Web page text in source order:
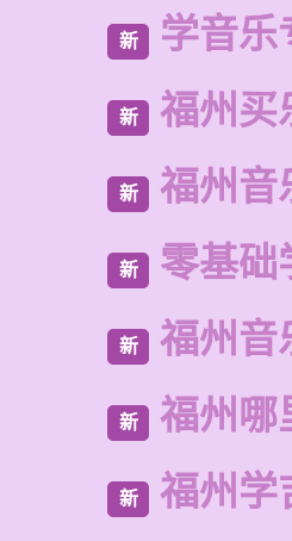
新 学音乐
新 福州买
新 福州音
新 零基础
新 福州音
新 福州哪
新 福州学